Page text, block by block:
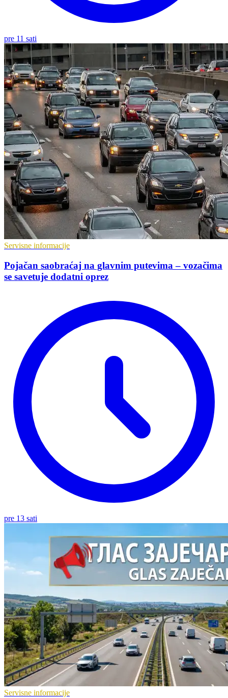
pre 11 sati
Servisne informacije
Pojačan saobraćaj na glavnim putevima – vozačima
se savetuje dodatni oprez
pre 13 sati
Servisne informacije